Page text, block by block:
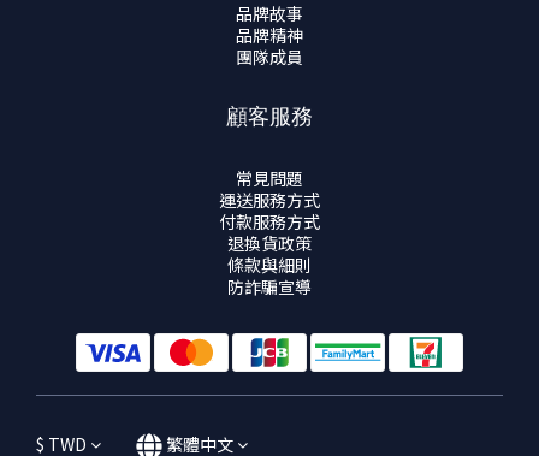
品牌故事
品牌精神
團隊成員
顧客服務
常見問題
運送服務方式
付款服務方式
退換貨政策
條款與細則
防詐騙宣導
$ TWD 繁體中文